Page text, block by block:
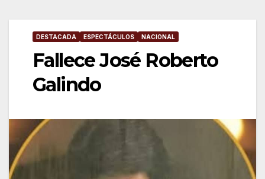
DESTACADA ESPECTÁCULOS NACIONAL
Fallece José Roberto
Galindo